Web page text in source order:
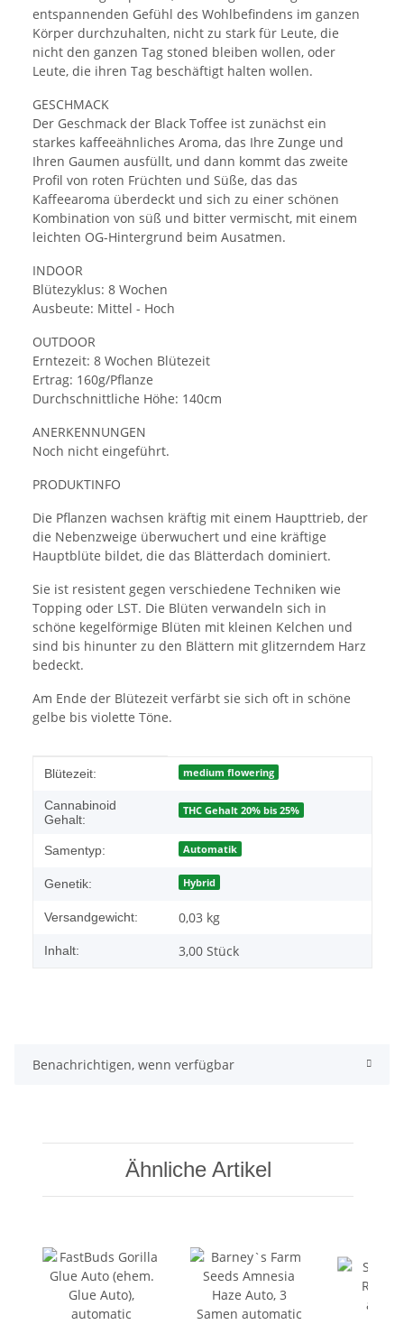
entspannenden Gefühl des Wohlbefindens im ganzen
Körper durchzuhalten, nicht zu stark für Leute, die
nicht den ganzen Tag stoned bleiben wollen, oder
Leute, die ihren Tag beschäftigt halten wollen.
GESCHMACK
Der Geschmack der Black Toffee ist zunächst ein
starkes kaffeeähnliches Aroma, das Ihre Zunge und
Ihren Gaumen ausfüllt, und dann kommt das zweite
Profil von roten Früchten und Süße, das das
Kaffeearoma überdeckt und sich zu einer schönen
Kombination von süß und bitter vermischt, mit einem
leichten OG-Hintergrund beim Ausatmen.
INDOOR
Blütezyklus: 8 Wochen
Ausbeute: Mittel - Hoch
OUTDOOR
Erntezeit: 8 Wochen Blütezeit
Ertrag: 160g/Pflanze
Durchschnittliche Höhe: 140cm
ANERKENNUNGEN
Noch nicht eingeführt.
PRODUKTINFO
Die Pflanzen wachsen kräftig mit einem Haupttrieb, der
die Nebenzweige überwuchert und eine kräftige
Hauptblüte bildet, die das Blätterdach dominiert.
Sie ist resistent gegen verschiedene Techniken wie
Topping oder LST. Die Blüten verwandeln sich in
schöne kegelförmige Blüten mit kleinen Kelchen und
sind bis hinunter zu den Blättern mit glitzerndem Harz
bedeckt.
Am Ende der Blütezeit verfärbt sie sich oft in schöne
gelbe bis violette Töne.
Produkteigenschaft
Wert
Blütezeit: medium flowering
Cannabinoid
Gehalt:
THC Gehalt 20% bis 25%
Samentyp: Automatik
Genetik: Hybrid
Versandgewicht: 0,03 kg
Inhalt: 3,00 Stück
Benachrichtigen, wenn verfügbar
Ähnliche Artikel